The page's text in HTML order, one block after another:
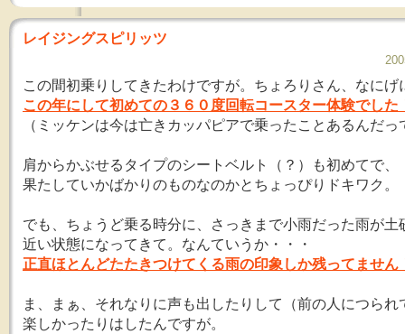
レイジングスピリッツ
この間初乗りしてきたわけですが。ちょろりさん、なにげ
この年にして初めての３６０度回転コースター体験でした
（ミッケンは今は亡きカッパピアで乗ったことあるんだっ
肩からかぶせるタイプのシートベルト（？）も初めてで、
果たしていかばかりのものなのかとちょっぴりドキワク。
でも、ちょうど乗る時分に、さっきまで小雨だった雨が土
近い状態になってきて。なんていうか・・・
正直ほとんどたたきつけてくる雨の印象しか残ってません
ま、まぁ、それなりに声も出したりして（前の人につられ
楽しかったりはしたんですが。